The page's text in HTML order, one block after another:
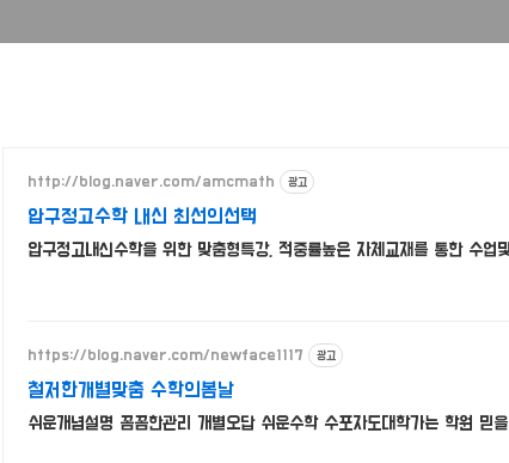
http://blog.naver.com/amcmath 광고
압구정고수학 내신 최선의선택
압구정고내신수학을 위한 맞춤형특강, 적중률높은 자체교재를 통한 수업
https://blog.naver.com/newface1117 광고
철저한개별맞춤 수학의봄날
쉬운개념설명 꼼꼼한관리 개별오답 쉬운수학 수포자도대학